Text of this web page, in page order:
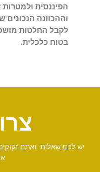
הפיננסית
וההכוונה
לקבל החלטות
בטוח כלכלית.
יש לכם שאלות ואתם